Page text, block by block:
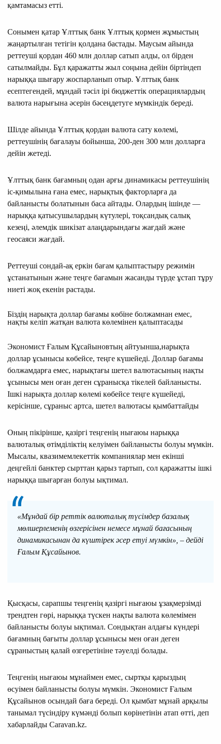
қамтамасыз етті.
Сонымен қатар Ұлттық банк Ұлттық қормен жұмыстың
жаңартылған тетігін қолдана бастады. Маусым айында
реттеуші қордан 460 млн доллар сатып алды, ол бірден
сатылмайды. Бұл қаражатты жыл соңына дейін біртіндеп
нарыққа шығару жоспарланып отыр. Ұлттық банк
есептегендей, мұндай тәсіл ірі бюджеттік операциялардың
валюта нарығына әсерін бәсеңдетуге мүмкіндік береді.
Шілде айында Ұлттық қордан валюта сату көлемі,
реттеушінің бағалауы бойынша, 200-ден 300 млн долларға
дейін жетеді.
Ұлттық банк бағамның одан арғы динамикасы реттеушінің
іс-қимылына ғана емес, нарықтық факторларға да
байланысты болатынын баса айтады. Олардың ішінде —
нарыққа қатысушылардың күтулері, тоқсандық салық
кезеңі, әлемдік шикізат алаңдарындағы жағдай және
геосаяси жағдай.
Реттеуші сондай-ақ еркін бағам қалыптастыру режимін
ұстанатынын және теңге бағамын жасанды түрде ұстап тұру
ниеті жоқ екенін растады.
Біздің нарықта доллар бағамы көбіне болжамнан емес,
нақты келіп жатқан валюта көлемінен қалыптасады
Экономист Ғалым Құсайыновтың айтуынша,нарықта
доллар ұсынысы көбейсе, теңге күшейеді. Доллар бағамы
болжамдарға емес, нарықтағы шетел валютасының нақты
ұсынысы мен оған деген сұранысқа тікелей байланысты.
Ішкі нарықта доллар көлемі көбейсе теңге күшейеді,
керісінше, сұраныс артса, шетел валютасы қымбаттайды
Оның пікірінше, қазіргі теңгенің нығаюы нарыққа
валюталық өтімділіктің келуімен байланысты болуы мүмкін.
Мысалы, квазимемлекеттік компаниялар мен екінші
деңгейлі банктер сырттан қарыз тартып, сол қаражатты ішкі
нарыққа шығарған болуы ықтимал.
«Мұндай бір реттік валюталық түсімдер базалық
мөлшерлеменің өзгерісінен немесе мұнай бағасының
динамикасынан да күштірек әсер етуі мүмкін», – дейді
Ғалым Құсайынов.
Қысқасы, сарапшы теңгенің қазіргі нығаюы ұзақмерзімді
трендтен гөрі, нарыққа түскен нақты валюта көлемімен
байланысты болуы ықтимал. Сондықтан алдағы күндері
бағамның бағыты доллар ұсынысы мен оған деген
сұраныстың қалай өзгеретініне тәуелді болады.
Теңгенің нығаюы мұнаймен емес, сыртқы қарыздың
өсуімен байланысты болуы мүмкін. Экономист Ғалым
Құсайынов осындай баға береді. Ол қымбат мұнай арқылы
танымал түсіндіру күмәнді болып көрінетінін атап өтті, деп
хабарлайды Caravan.kz.